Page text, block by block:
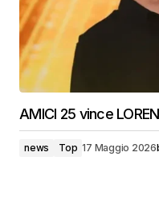
AMICI 25 vince
news Top 17 Maggio 2026